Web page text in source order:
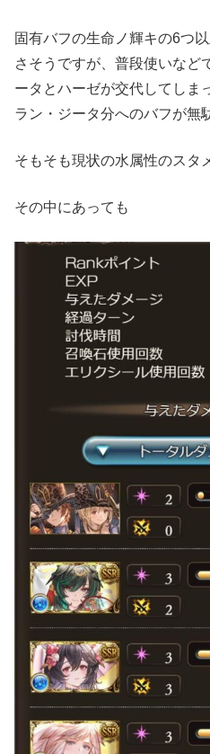
固有バフの生命ノ輝キの6つ
さそうですが、普段使いなど
ータとハーゼが交代してしま
ラン・ジータ分へのバフが無
そもそも現状の水属性のスタ
その中にあっても